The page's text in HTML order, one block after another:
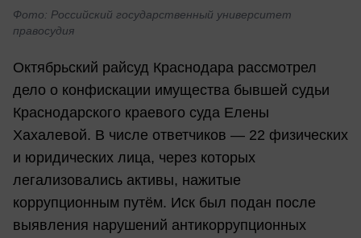
Фото: Российский государственный университет
правосудия
Октябрьский райсуд Краснодара рассмотрел
дело о конфискации имущества бывшей судьи
Краснодарского краевого суда Елены
Хахалевой. В числе ответчиков — 22 физических
и юридических лица, через которых
легализовались активы, нажитые
коррупционным путём. Иск был подан после
выявления нарушений антикоррупционных